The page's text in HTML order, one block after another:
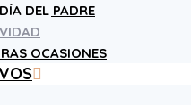
DEL PADRE
OCASIONES